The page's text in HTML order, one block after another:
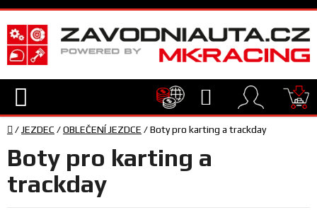
Přejít
na
obsah
Hledat
TECHNIKA
VYBAVENÍ
Domů
/ JEZDEC /OBLEČENÍ JEZDCE /Boty pro karting a trackday
Boty pro karting a
trackday